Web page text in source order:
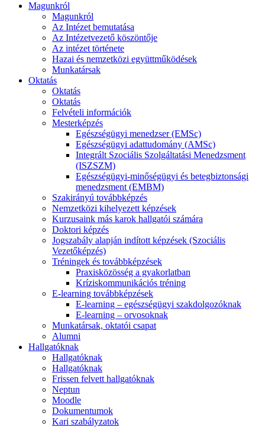
Magunkról
Magunkról
Az Intézet bemutatása
Az Intézetvezető köszöntője
Az intézet története
Hazai és nemzetközi együttműködések
Munkatársak
Oktatás
Oktatás
Oktatás
Felvételi információk
Mesterképzés
Egészségügyi menedzser (EMSc)
Egészségügyi adattudomány (AMSc)
Integrált Szociális Szolgáltatási Menedzsment
(ISZSZM)
Egészségügyi-minőségügyi és betegbiztonsági
menedzsment (EMBM)
Szakirányú továbbképzés
Nemzetközi kihelyezett képzések
Kurzusaink más karok hallgatói számára
Doktori képzés
Jogszabály alapján indított képzések (Szociális
Vezetőképzés)
Tréningek és továbbképzések
Praxisközösség a gyakorlatban
Kríziskommunikációs tréning
E-learning továbbképzések
E-learning – egészségügyi szakdolgozóknak
E-learning – orvosoknak
Munkatársak, oktatói csapat
Alumni
Hallgatóknak
Hallgatóknak
Hallgatóknak
Frissen felvett hallgatóknak
Neptun
Moodle
Dokumentumok
Kari szabályzatok